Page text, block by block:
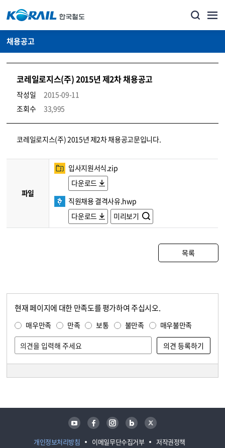
채용공고
코레일로지스(주) 2015년 제2차 채용공고
작성일
2015-09-11
조회수
33,995
코레일소개_경영공시_채용공고 상세보기 – 내용, 파일, 담당자 연락처로 구성
코레일로지스(주) 2015년 제2차 채용공고문입니다.
파일
입사지원서식.zip
다운로드
직원채용 결격사유.hwp
다운로드
미리보기
목록
현재 페이지에 대한 만족도를 평가하여 주십시오.
매우만족 만족 보통 불만족 매우불만족
개인정보처리방침 이메일무단수집거부 저작권정책
유튜브 페이스북 인스타그램 블로그 트위터